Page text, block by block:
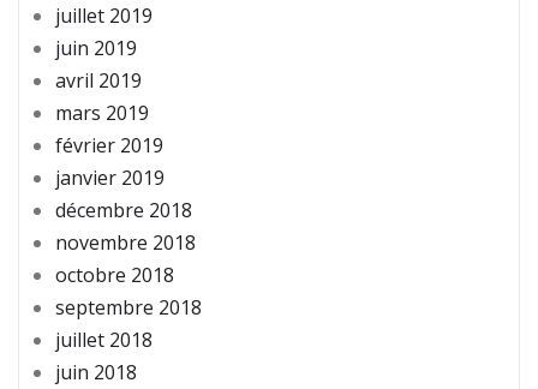
juillet 2019
juin 2019
avril 2019
mars 2019
février 2019
janvier 2019
décembre 2018
novembre 2018
octobre 2018
septembre 2018
juillet 2018
juin 2018